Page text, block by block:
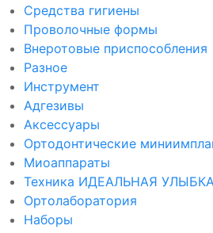
Средства гигиены
Проволочные формы
Внеротовые приспособления
Разное
Инструмент
Адгезивы
Аксессуары
Ортодонтические
Миоаппараты
Техника ИДЕАЛЬНАЯ УЛЫБКА
Ортолаборатория
Наборы